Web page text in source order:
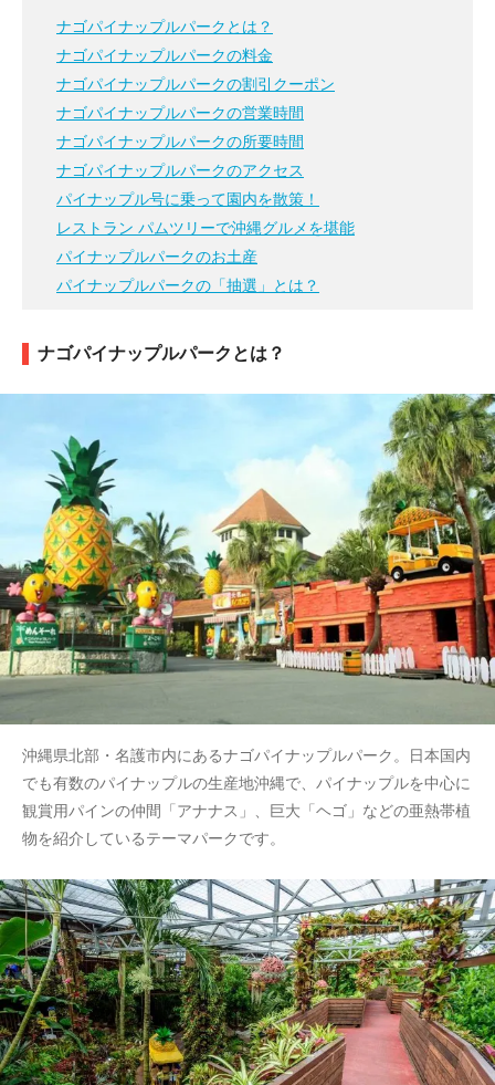
ナゴパイナップルパークとは？
ナゴパイナップルパークの料金
ナゴパイナップルパークの割引クーポン
ナゴパイナップルパークの営業時間
ナゴパイナップルパークの所要時間
ナゴパイナップルパークのアクセス
パイナップル号に乗って園内を散策！
レストラン パムツリーで沖縄グルメを堪能
パイナップルパークのお土産
パイナップルパークの「抽選」とは？
ナゴパイナップルパークとは？
沖縄県北部・名護市内にあるナゴパイナップルパーク。日本国内
でも有数のパイナップルの生産地沖縄で、パイナップルを中心に
観賞用パインの仲間「アナナス」、巨大「ヘゴ」などの亜熱帯植
物を紹介しているテーマパークです。